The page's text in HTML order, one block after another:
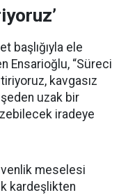
başlığıyla ele
Ensarioğlu, “Süreci
kavgasız
uzak bir
iradeye
meselesi
kardeşlikten